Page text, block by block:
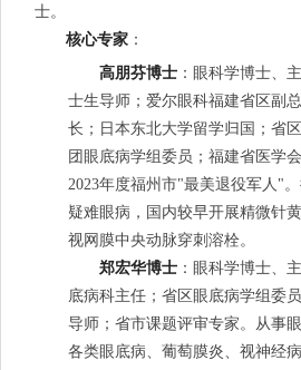
士。
核心专家 ：
高朋芬博士 ：眼科学博士、
士生导师；爱尔眼科福建省区副
长；日本东北大学留学归国；省
团眼底病学组委员；福建省医学
2023年度福州市"最美退役军人"
疑难眼病，国内较早开展精微针
视网膜中央动脉穿刺溶栓。
郑宏华博士 ：眼科学博士、
底病科主任；省区眼底病学组委
导师；省市课题评审专家。从事
各类眼底病、葡萄膜炎、视神经